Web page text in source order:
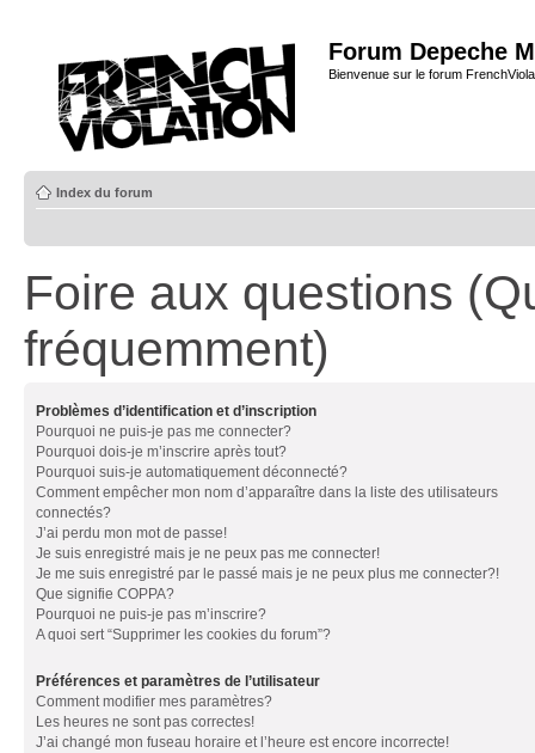
Forum Depeche
Bienvenue sur le forum
Index du forum
Foire aux questions
fréquemment)
Problèmes d’identification et d’inscription
Pourquoi ne puis-je pas me connecter?
Pourquoi dois-je m’inscrire après tout?
Pourquoi suis-je automatiquement déconnecté?
Comment empêcher mon nom d’apparaître dans la liste des utilisateurs
connectés?
J’ai perdu mon mot de passe!
Je suis enregistré mais je ne peux pas me connecter!
Je me suis enregistré par le passé mais je ne peux plus me connecter?!
Que signifie COPPA?
Pourquoi ne puis-je pas m’inscrire?
A quoi sert “Supprimer les cookies du forum”?
Préférences et paramètres de l’utilisateur
Comment modifier mes paramètres?
Les heures ne sont pas correctes!
J’ai changé mon fuseau horaire et l’heure est encore incorrecte!